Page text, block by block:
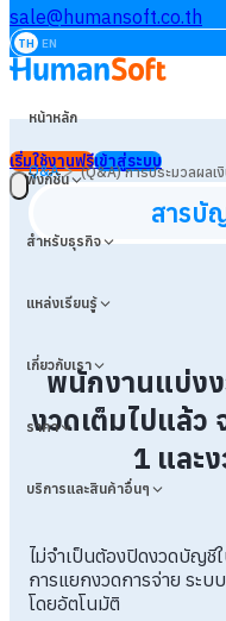
sale@humansoft.co.th
TH EN
หน้าหลัก
ฟังก์ชัน
สำหรับธุรกิจ
แหล่งเรียนรู้
เกี่ยวกับเรา
ราคา
บริการและสินค้าอื่นๆ
เริ่มใช้งานฟรีเข้าสู่ระบบ
Q&A>(Q&A) การประมวลผลเงิ
สารบั
พนักงานแบ่ง
งวดเต็มไปแล้ว
1 และ
ไม่จำเป็นต้องปิดงวดบัญชี
การแยกงวดการจ่าย ระ
โดยอัตโนมัติ